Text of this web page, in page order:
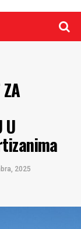
U
2025